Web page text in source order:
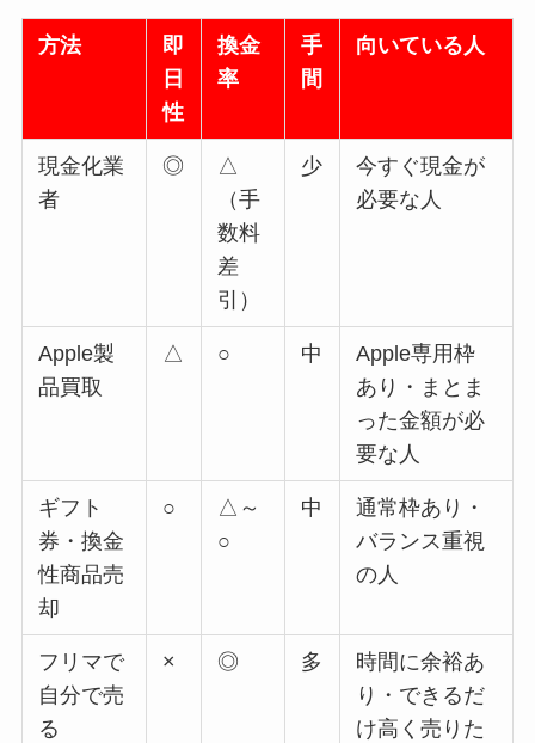
方法
即
日
性
換金
率
手
間
向いている人
現金化業
者
◎
△
（手
数料
差
引）
少
今すぐ現金が
必要な人
Apple製
品買取
△ ○ 中
Apple専用枠
あり・まとま
った金額が必
要な人
ギフト
券・換金
性商品売
却
○
△～
○
中
通常枠あり・
バランス重視
の人
フリマで
自分で売
る
× ◎ 多
時間に余裕あ
り・できるだ
け高く売りた